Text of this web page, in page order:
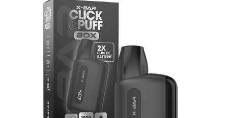
ABONNEMENTS
COLLECTIONS
CONTATTACI
DOMANDE FREQUENTI